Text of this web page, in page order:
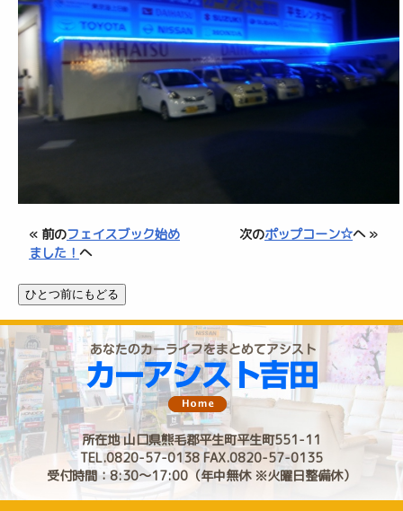
« 前のフェイスブック始め
ました！ へ
次のポップコーン☆へ »
所在地 山口県熊毛郡平生町平生町551-11
TEL.0820-57-0138 FAX.0820-57-0135
受付時間：8:30〜17:00（年中無休 ※火曜日整備休）